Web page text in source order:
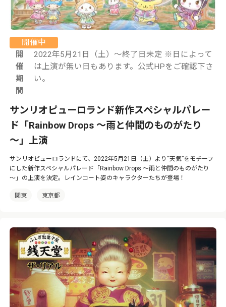
開催中
開
催
期
間
2022年5月21日（土）～終了日未定 ※日によって
は上演が無い日もあります。公式HPをご確認下さ
い。
サンリオピューロランド新作スペシャルパレー
ド「Rainbow Drops ～雨と仲間のものがたり
～」上演
サンリオピューロランドにて、2022年5月21日（土）より“天気”をモチーフ
にした新作スペシャルパレード「Rainbow Drops ～雨と仲間のものがたり
～」の上演を決定。レインコート姿のキャラクターたちが登場！
関東 東京都